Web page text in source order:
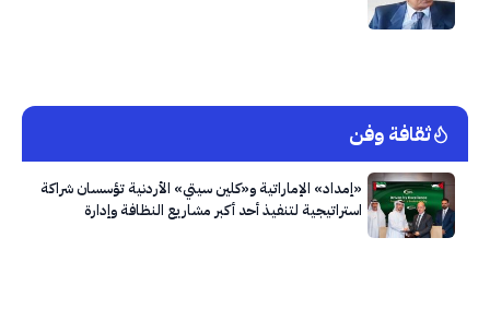
ثقافة وفن
«إمداد» الإماراتية و«كلين سيتي» الأردنية تؤسسان شراكة
استراتيجية لتنفيذ أحد أكبر مشاريع النظافة وإدارة